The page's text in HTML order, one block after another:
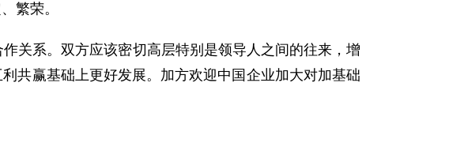
繁荣。
系。双方应该密切高层特别是领导人之间的往来，增
共赢基础上更好发展。加方欢迎中国企业加大对加基础